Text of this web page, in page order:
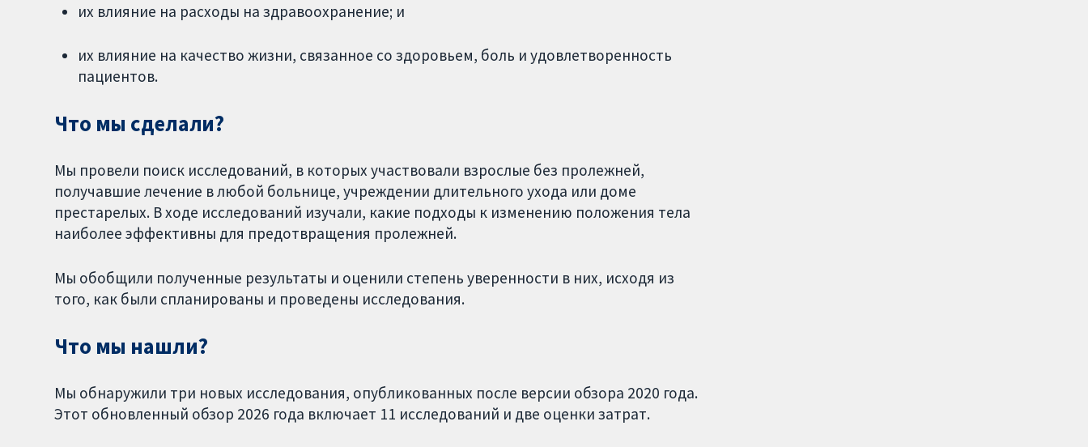
их влияние на расходы на здравоохранение; и
их влияние на качество жизни, связанное со здоровьем, боль и удовлетворенность
пациентов.
Что мы сделали?
Мы провели поиск исследований, в которых участвовали взрослые без пролежней,
получавшие лечение в любой больнице, учреждении длительного ухода или доме
престарелых. В ходе исследований изучали, какие подходы к изменению положения тела
наиболее эффективны для предотвращения пролежней.
Мы обобщили полученные результаты и оценили степень уверенности в них, исходя из
того, как были спланированы и проведены исследования.
Что мы нашли?
Мы обнаружили три новых исследования, опубликованных после версии обзора 2020 года.
Этот обновленный обзор 2026 года включает 11 исследований и две оценки затрат.